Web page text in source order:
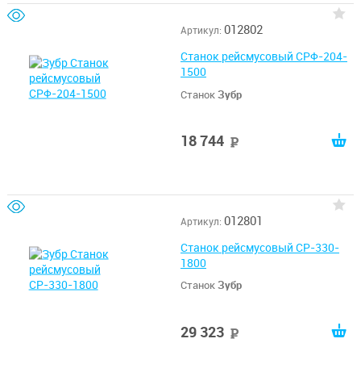
Артикул: 012802
Станок рейсмусовый СРФ-204-
1500
СтанокЗубр
18 744
Артикул: 012801
Станок рейсмусовый СР-330-
1800
СтанокЗубр
29 323